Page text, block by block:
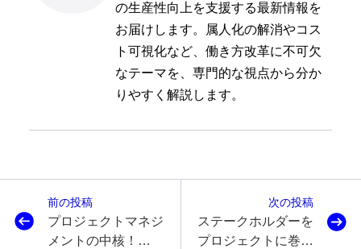
の生産性向上を支援する最新情報を
お届けします。属人化の解消やコス
ト可視化など、働き方改革に不可欠
なテーマを、専門的な視点から分か
りやすく解説します。
前の投稿
プロジェクトマネジ
メントの中核！
次の投稿
ステークホルダーを
プロジェクトに巻き